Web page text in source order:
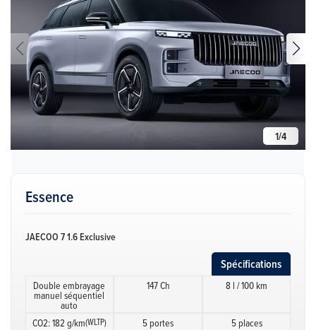
1/4
Essence
JAECOO 7 1.6 Exclusive
Spécifications
Double embrayage
manuel séquentiel
auto
147 Ch 8 l / 100 km
CO2: 182 g/km(WLTP) 5 portes 5 places